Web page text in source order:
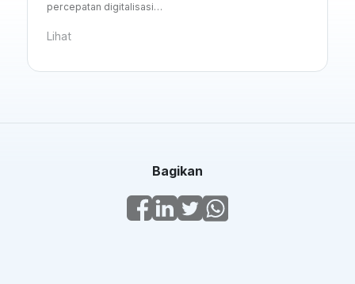
percepatan digitalisasi…
Lihat
Bagikan